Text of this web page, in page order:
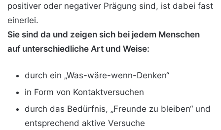
positiver oder negativer Prägung sind, ist dabei fast
einerlei.
Sie sind da und zeigen sich bei jedem Menschen
auf unterschiedliche Art und Weise:
durch ein „Was-wäre-wenn-Denken“
in Form von Kontaktversuchen
durch das Bedürfnis, „Freunde zu bleiben“ und
entsprechend aktive Versuche